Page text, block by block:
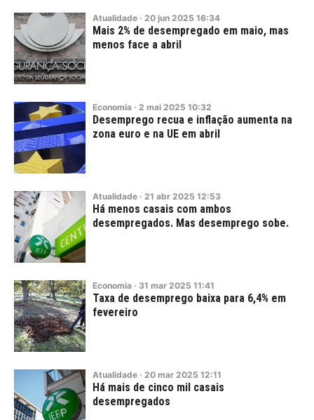
Atualidade · 20 jun 2025 16:34
Mais 2% de desempregado em maio, mas
menos face a abril
Economia · 2 mai 2025 10:32
Desemprego recua e inflação aumenta na
zona euro e na UE em abril
Atualidade · 21 abr 2025 12:53
Há menos casais com ambos
desempregados. Mas desemprego sobe.
Economia · 31 mar 2025 11:41
Taxa de desemprego baixa para 6,4% em
fevereiro
Atualidade · 20 mar 2025 12:11
Há mais de cinco mil casais
desempregados